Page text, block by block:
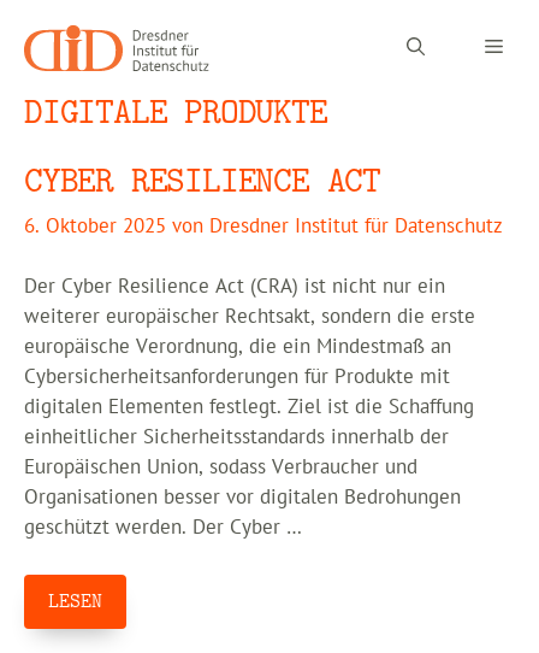
Inhalt
springen
DIGITALE PRODUKTE
CYBER RESILIENCE ACT
6. Oktober 2025 von Dresdner Institut für Datenschutz
Der Cyber Resilience Act (CRA) ist nicht nur ein
weiterer europäischer Rechtsakt, sondern die erste
europäische Verordnung, die ein Mindestmaß an
Cybersicherheitsanforderungen für Produkte mit
digitalen Elementen festlegt. Ziel ist die Schaffung
einheitlicher Sicherheitsstandards innerhalb der
Europäischen Union, sodass Verbraucher und
Organisationen besser vor digitalen Bedrohungen
geschützt werden. Der Cyber …
LESEN